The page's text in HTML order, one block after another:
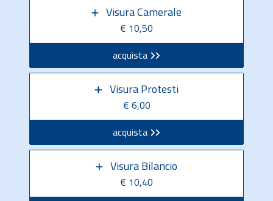
Visura Camerale
€ 10,50
acquista
Visura Protesti
€ 6,00
acquista
Visura Bilancio
€ 10,40